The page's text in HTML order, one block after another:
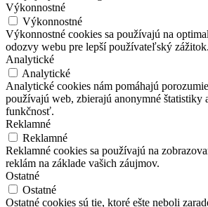
Výkonnostné
Výkonnostné
Výkonnostné cookies sa používajú na
odozvy webu pre lepší používateľský zážitok.
Analytické
Analytické
Analytické cookies nám pomáhajú
používajú web, zbierajú anonymné štatistiky
funkčnosť.
Reklamné
Reklamné
Reklamné cookies sa používajú na
reklám na základe vašich záujmov.
Ostatné
Ostatné
Ostatné cookies sú tie, ktoré ešte neboli